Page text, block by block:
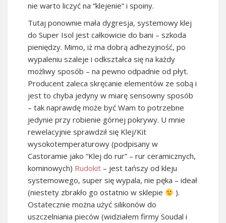
nie warto liczyć na “klejenie” i spoiny.
Tutaj ponownie mała dygresja, systemowy klej
do Super Isol jest całkowicie do bani – szkoda
pieniędzy. Mimo, iż ma dobrą adhezyjność, po
wypaleniu szaleje i odkształca się na każdy
możliwy sposób – na pewno odpadnie od płyt.
Producent zaleca skręcanie elementów ze sobą i
jest to chyba jedyny w miarę sensowny sposób
– tak naprawdę może być Wam to potrzebne
jedynie przy robienie górnej pokrywy. U mnie
rewelacyjnie sprawdził się Klej/Kit
wysokotemperaturowy (podpisany w
Castoramie jako “Klej do rur” – rur ceramicznych,
kominowych) Rudokit – jest tańszy od kleju
systemowego, super się wypala, nie pęka – ideał
(niestety zbrakło go ostatnio w sklepie
).
Ostatecznie można użyć silikonów do
uszczelniania pieców (widziałem firmy Soudal i